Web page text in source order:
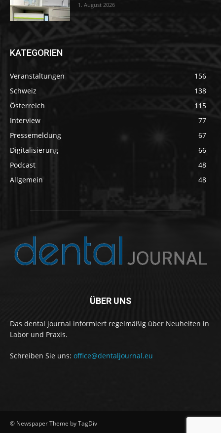
1. August 2026
KATEGORIEN
Veranstaltungen
156
Schweiz
138
Österreich
115
Interview
77
Pressemeldung
67
Digitalisierung
66
Podcast
48
Allgemein
48
ÜBER UNS
Das dental journal informiert regelmäßig über Neuheiten in
Labor und Praxis.
Schreiben Sie uns: office@dentaljournal.eu
© Newspaper Theme by TagDiv